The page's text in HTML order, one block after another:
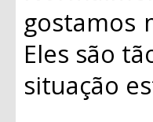
gostamos
Eles são
situação